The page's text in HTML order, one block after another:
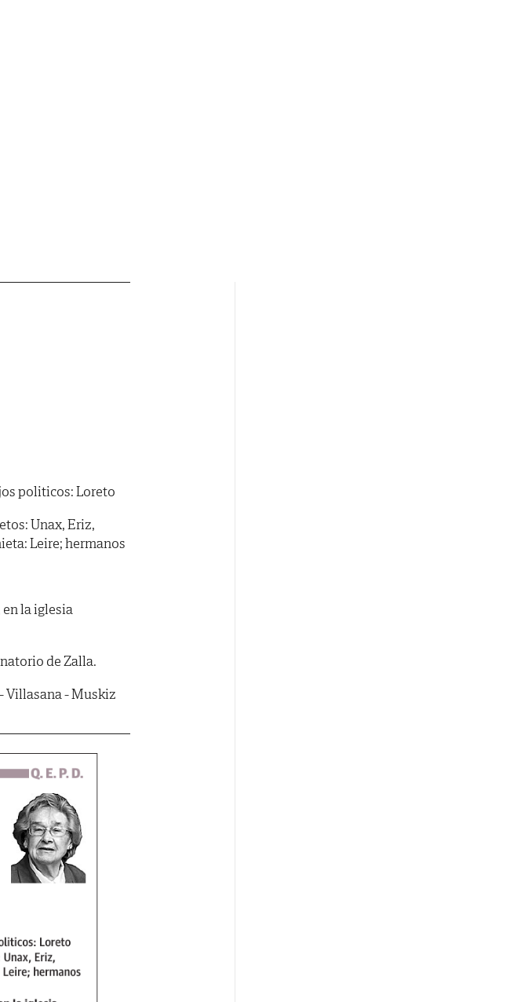
politicos: Loreto
Unax, Eriz,
Leire; hermanos
en la iglesia
de Zalla.
Villasana - Muskiz